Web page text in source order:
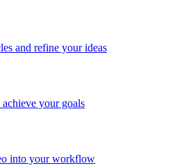
and refine your ideas
your goals
into your workflow